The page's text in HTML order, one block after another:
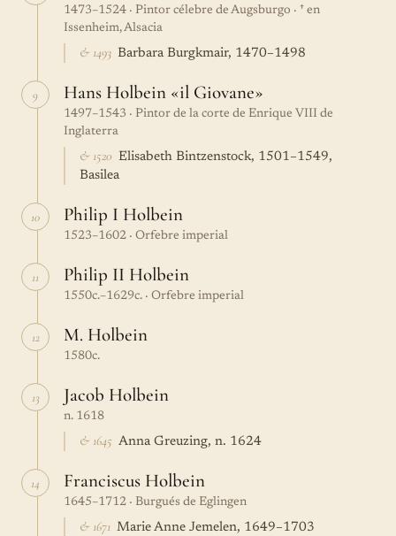
1473–1524 · Pintor célebre de Augsburgo · † en
Issenheim, Alsacia
& 1493 Barbara Burgkmair, 1470–1498
9 Hans Holbein «il Giovane»
1497–1543 · Pintor de la corte de Enrique VIII de
Inglaterra
& 1520 Elisabeth Bintzenstock, 1501–1549,
Basilea
10 Philip I Holbein
1523–1602 · Orfebre imperial
11 Philip II Holbein
1550c.–1629c. · Orfebre imperial
12 M. Holbein
1580c.
13 Jacob Holbein
n. 1618
& 1645 Anna Greuzing, n. 1624
14 Franciscus Holbein
1645–1712 · Burgués de Eglingen
& 1671 Marie Anne Jemelen, 1649–1703